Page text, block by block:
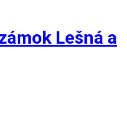
Lešná a